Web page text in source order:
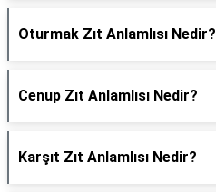
Oturmak Zıt Anlamlısı Nedir?
Cenup Zıt Anlamlısı Nedir?
Karşıt Zıt Anlamlısı Nedir?